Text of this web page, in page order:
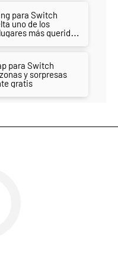
para Switch
uno de los
más queridos
para Switch
y sorpresas
gratis